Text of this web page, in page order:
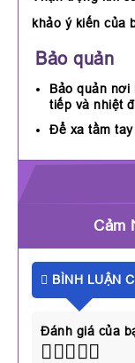
khảo ý kiến của
Bảo quản
Bảo quản nơi
tiếp và nhiệt
Để xa tầm
Cảm
BÌNH LUẬN
Đánh giá của